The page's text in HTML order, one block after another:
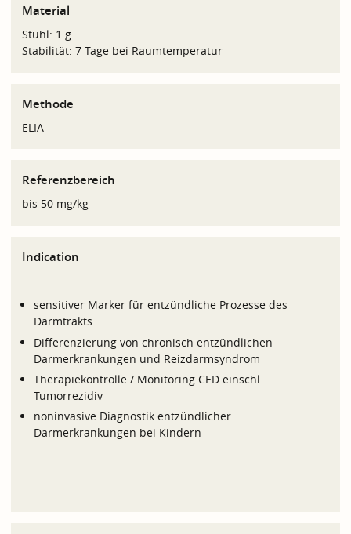
Material
Stuhl: 1 g
Stabilität: 7 Tage bei Raumtemperatur
Methode
ELIA
Referenzbereich
bis 50 mg/kg
Indication
sensitiver Marker für entzündliche Prozesse des
Darmtrakts
Differenzierung von chronisch entzündlichen
Darmerkrankungen und Reizdarmsyndrom
Therapiekontrolle / Monitoring CED einschl.
Tumorrezidiv
noninvasive Diagnostik entzündlicher
Darmerkrankungen bei Kindern